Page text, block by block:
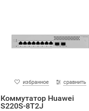
избранное сравнить
Коммутатор Huawei
S220S-8T2J